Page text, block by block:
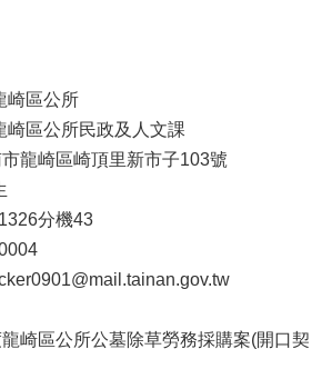
崎區公所
崎區公所民政及人文課
龍崎區崎頂里新市子103號
分機43
崎區公所公墓除草勞務採購案(開口契